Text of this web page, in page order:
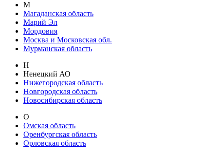
М
Магаданская область
Марий Эл
Мордовия
Москва и Московская обл.
Мурманская область
Н
Ненецкий АО
Нижегородская область
Новгородская область
Новосибирская область
О
Омская область
Оренбургская область
Орловская область